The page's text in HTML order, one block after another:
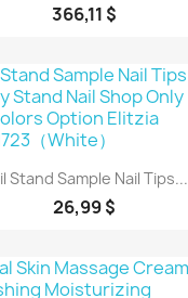
366,11 $
Stand Sample Nail Tips...
26,99 $